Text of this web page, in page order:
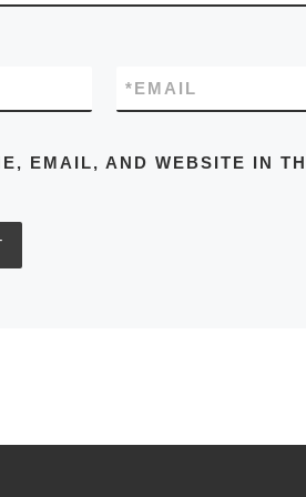
EMAIL
*
EMAIL, AND WEBSITE IN